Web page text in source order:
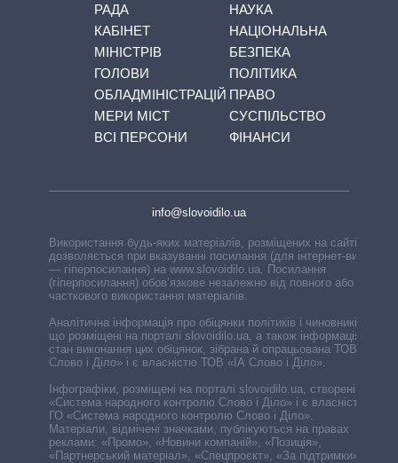
РАДА
КАБІНЕТ
МІНІСТРІВ
ГОЛОВИ
ОБЛАДМІНІСТРАЦІЙ
МЕРИ МІСТ
ВСІ ПЕРСОНИ
НАУКА
НАЦІОНАЛЬНА
БЕЗПЕКА
ПОЛІТИКА
ПРАВО
СУСПІЛЬСТВО
ФІНАНСИ
info@slovoidilo.ua
Використання будь-яких матеріалів, розміщених на сайті,
дозволяється при вказуванні посилання (для інтернет-видань
— гіперпосилання) на www.slovoidilo.ua. Посилання
(гіперпосилання) обов’язкове незалежно від повного або
часткового використання матеріалів.
Аналітична інформація про обіцянки політиків і чиновників,
що розміщені на порталі slovoidilo.ua, а також інформація про
стан виконання цих обіцянок, зібрана й опрацьована ТОВ «ІА
Слово і Діло» і є власністю ТОВ «ІА Слово і Діло».
Інфографіки, розміщені на порталі slovoidilo.ua, створені ГО
«Система народного контролю Слово і Діло» і є власністю
ГО «Система народного контролю Слово і Діло».
Матеріали, відмічені значками, публікуються на правах
реклами: «Промо», «Новини компаній», «Позиція»,
«Партнерський матеріал», «Спецпроєкт», «За підтримки».